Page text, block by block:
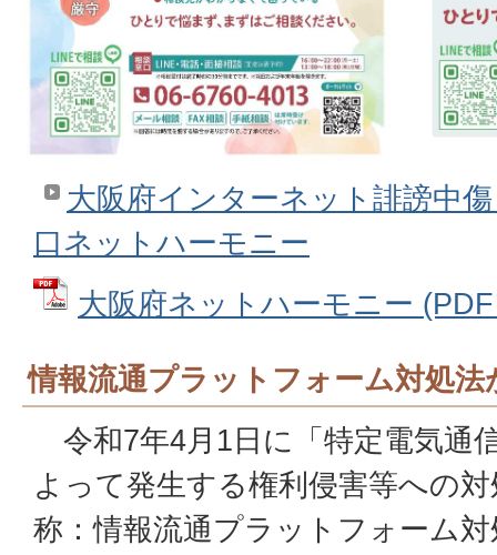
大阪府インターネット誹謗中
口ネットハーモニー
大阪府ネットハーモニー
情報流通プラットフォーム対処
令和7年4月1日に「特定電気通
よって発生する権利侵害等への
称：情報流通プラットフォーム